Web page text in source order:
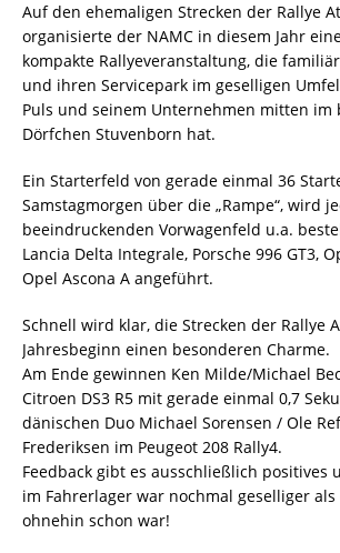
Auf den ehemaligen Strecken der Rallye
organisierte der NAMC in diesem Jahr
kompakte Rallyeveranstaltung, die
und ihren Servicepark im geselligen
Puls und seinem Unternehmen mitten im
Dörfchen Stuvenborn hat.
Ein Starterfeld von gerade einmal 36
Samstagmorgen über die „Rampe“, wird
beeindruckenden Vorwagenfeld u.a.
Lancia Delta Integrale, Porsche 996 GT3,
Opel Ascona A angeführt.
Schnell wird klar, die Strecken der Rallye
Jahresbeginn einen besonderen Charme.
Am Ende gewinnen Ken Milde/Michael
Citroen DS3 R5 mit gerade einmal 0,7
dänischen Duo Michael Sorensen / Ole
Frederiksen im Peugeot 208 Rally4.
Feedback gibt es ausschließlich positives
im Fahrerlager war nochmal geselliger
ohnehin schon war!